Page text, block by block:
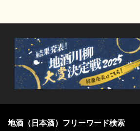
地酒（日本酒）フリーワード検索